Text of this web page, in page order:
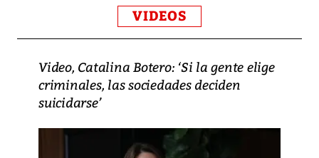
VIDEOS
Video, Catalina Botero: ‘Si la gente elige
criminales, las sociedades deciden
suicidarse’